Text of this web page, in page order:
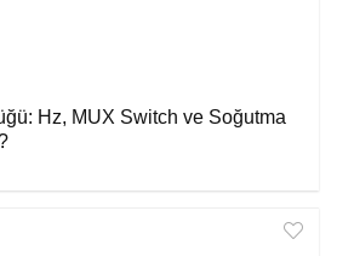
Hz, MUX Switch ve Soğutma